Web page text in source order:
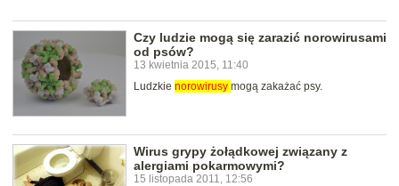
Czy ludzie mogą się zarazić norowirusami
od psów?
13 kwietnia 2015, 11:40
Ludzkie norowirusy mogą zakażać psy.
Wirus grypy żołądkowej związany z
alergiami pokarmowymi?
15 listopada 2011, 12:56